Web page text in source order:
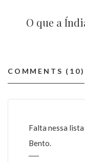
O que a
COMMENTS (10)
Falta nessa lista
Bento.